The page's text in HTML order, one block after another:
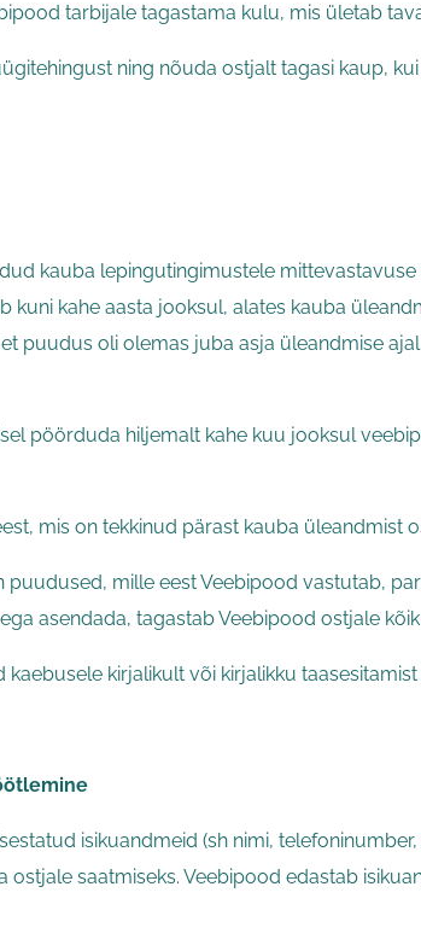
tarbijale tagastama kulu, mis ületab
ning nõuda ostjalt tagasi kaup,
kauba lepingutingimustele
kuni kahe aasta jooksul, alates kauba
puudus oli olemas juba asja üleandmise
pöörduda hiljemalt kahe kuu jooksul
mis on tekkinud pärast kauba üleandmist
puudused, mille eest Veebipood vastutab,
asendada, tagastab Veebipood ostjale
kirjalikult või kirjalikku
isikuandmeid (sh nimi,
ostjale saatmiseks. Veebipood edastab